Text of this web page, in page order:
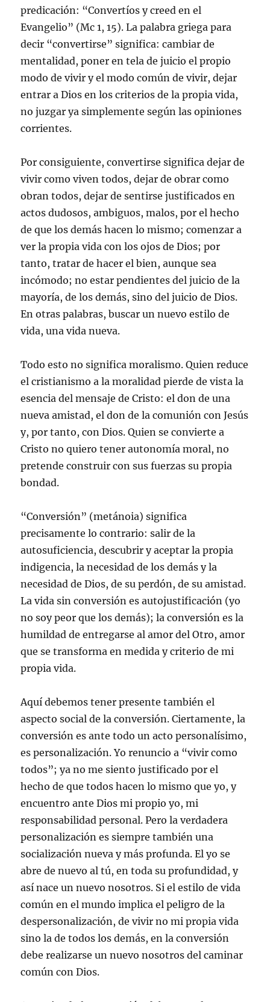
predicación: “Convertíos y creed en el
Evangelio” (Mc 1, 15). La palabra griega para
decir “convertirse” significa: cambiar de
mentalidad, poner en tela de juicio el propio
modo de vivir y el modo común de vivir, dejar
entrar a Dios en los criterios de la propia vida,
no juzgar ya simplemente según las opiniones
corrientes.
Por consiguiente, convertirse significa dejar de
vivir como viven todos, dejar de obrar como
obran todos, dejar de sentirse justificados en
actos dudosos, ambiguos, malos, por el hecho
de que los demás hacen lo mismo; comenzar a
ver la propia vida con los ojos de Dios; por
tanto, tratar de hacer el bien, aunque sea
incómodo; no estar pendientes del juicio de la
mayoría, de los demás, sino del juicio de Dios.
En otras palabras, buscar un nuevo estilo de
vida, una vida nueva.
Todo esto no significa moralismo. Quien reduce
el cristianismo a la moralidad pierde de vista la
esencia del mensaje de Cristo: el don de una
nueva amistad, el don de la comunión con Jesús
y, por tanto, con Dios. Quien se convierte a
Cristo no quiero tener autonomía moral, no
pretende construir con sus fuerzas su propia
bondad.
“Conversión” (metánoia) significa
precisamente lo contrario: salir de la
autosuficiencia, descubrir y aceptar la propia
indigencia, la necesidad de los demás y la
necesidad de Dios, de su perdón, de su amistad.
La vida sin conversión es autojustificación (yo
no soy peor que los demás); la conversión es la
humildad de entregarse al amor del Otro, amor
que se transforma en medida y criterio de mi
propia vida.
Aquí debemos tener presente también el
aspecto social de la conversión. Ciertamente, la
conversión es ante todo un acto personalísimo,
es personalización. Yo renuncio a “vivir como
todos”; ya no me siento justificado por el
hecho de que todos hacen lo mismo que yo, y
encuentro ante Dios mi propio yo, mi
responsabilidad personal. Pero la verdadera
personalización es siempre también una
socialización nueva y más profunda. El yo se
abre de nuevo al tú, en toda su profundidad, y
así nace un nuevo nosotros. Si el estilo de vida
común en el mundo implica el peligro de la
despersonalización, de vivir no mi propia vida
sino la de todos los demás, en la conversión
debe realizarse un nuevo nosotros del caminar
común con Dios.